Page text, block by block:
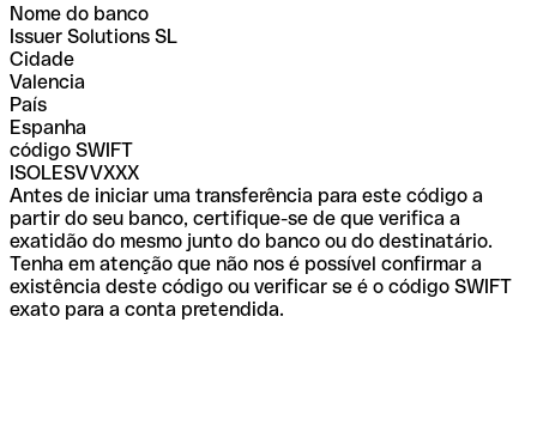
Nome do banco
Issuer Solutions SL
Cidade
Valencia
País
Espanha
código SWIFT
ISOLESVVXXX
Antes de iniciar uma transferência para este código a
partir do seu banco, certifique-se de que verifica a
exatidão do mesmo junto do banco ou do destinatário.
Tenha em atenção que não nos é possível confirmar a
existência deste código ou verificar se é o código SWIFT
exato para a conta pretendida.